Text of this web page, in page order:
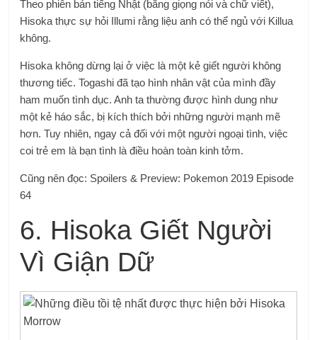
Theo phiên bản tiếng Nhật (bằng giọng nói và chữ viết),
Hisoka thực sự hỏi Illumi rằng liệu anh có thể ngủ với Killua
không.
Hisoka không dừng lại ở việc là một kẻ giết người không
thương tiếc. Togashi đã tạo hình nhân vật của mình đầy
ham muốn tình dục. Anh ta thường được hình dung như
một kẻ háo sắc, bị kích thích bởi những người mạnh mẽ
hơn. Tuy nhiên, ngay cả đối với một người ngoại tình, việc
coi trẻ em là bạn tình là điều hoàn toàn kinh tởm.
Cũng nên đọc: Spoilers & Preview: Pokemon 2019 Episode
64
6. Hisoka Giết Người
Vì Giận Dữ